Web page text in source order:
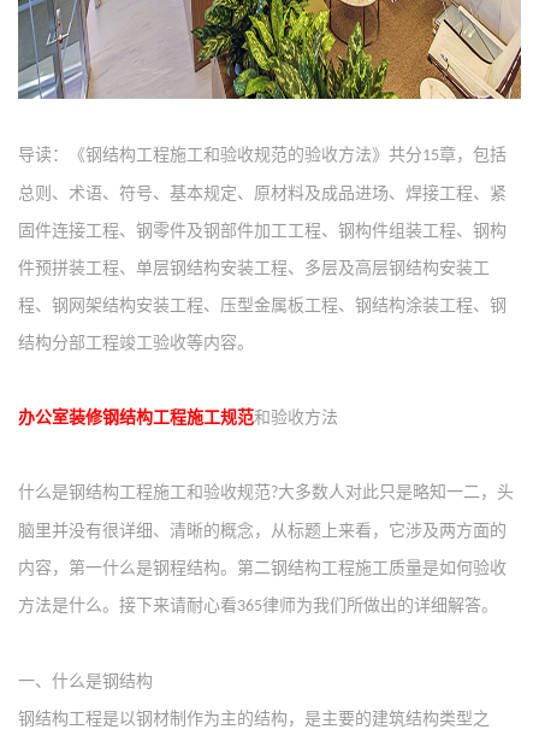
导读：《钢结构工程施工和验收规范的验收方法》共分15章，包括
总则、术语、符号、基本规定、原材料及成品进场、焊接工程、紧
固件连接工程、钢零件及钢部件加工工程、钢构件组装工程、钢构
件预拼装工程、单层钢结构安装工程、多层及高层钢结构安装工
程、钢网架结构安装工程、压型金属板工程、钢结构涂装工程、钢
结构分部工程竣工验收等内容。
办公室装修钢结构工程施工规范和验收方法
什么是钢结构工程施工和验收规范?大多数人对此只是略知一二，头
脑里并没有很详细、清晰的概念，从标题上来看，它涉及两方面的
内容，第一什么是钢程结构。第二钢结构工程施工质量是如何验收
方法是什么。接下来请耐心看365律师为我们所做出的详细解答。
一、什么是钢结构
钢结构工程是以钢材制作为主的结构，是主要的建筑结构类型之